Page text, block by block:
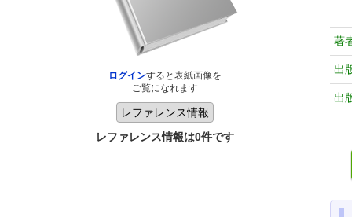
ログインすると表紙画像を
ご覧になれます
レファレンス情報は0件です
著
出
出